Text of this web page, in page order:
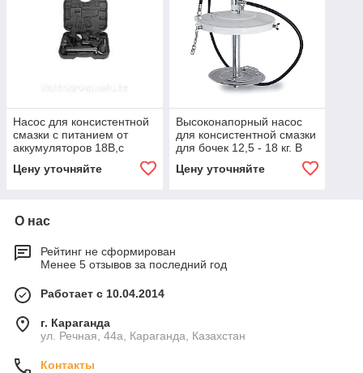
Насос для консистентной
смазки с питанием от
аккумуляторов 18В,с
одной батареей Li-ION в
комплекте, 160103
Цену уточняйте
Высоконапорный насос
для консистентной смазки
для бочек 12,5 - 18 кг. В
комплекте - крышка для
бочки
Цену уточняйте
О нас
Рейтинг не сформирован
Менее 5 отзывов за последний год
Работает с 10.04.2014
г. Караганда
ул. Речная, 44а, Караганда, Казахстан
Контакты